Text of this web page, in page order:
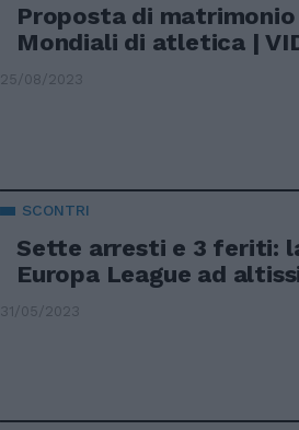
Proposta di
Mondiali di atletica |
25/08/2023
SCONTRI
Sette arresti e 3 feriti:
Europa League ad
31/05/2023